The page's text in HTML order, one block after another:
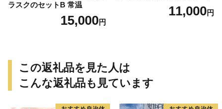
ラスクのセットB 常温
15,000円
11,000円
この返礼品を見た人は
こんな返礼品も見ています